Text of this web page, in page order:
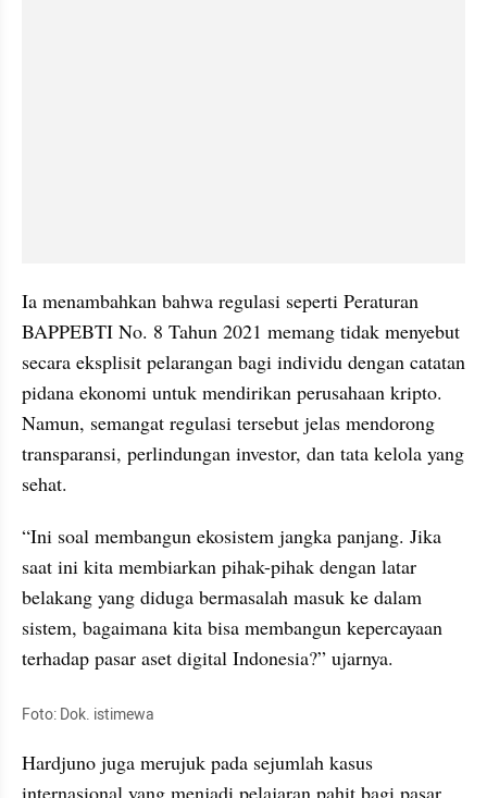
Ia menambahkan bahwa regulasi seperti Peraturan
BAPPEBTI No. 8 Tahun 2021 memang tidak menyebut
secara eksplisit pelarangan bagi individu dengan catatan
pidana ekonomi untuk mendirikan perusahaan kripto.
Namun, semangat regulasi tersebut jelas mendorong
transparansi, perlindungan investor, dan tata kelola yang
sehat.
“Ini soal membangun ekosistem jangka panjang. Jika
saat ini kita membiarkan pihak-pihak dengan latar
belakang yang diduga bermasalah masuk ke dalam
sistem, bagaimana kita bisa membangun kepercayaan
terhadap pasar aset digital Indonesia?” ujarnya.
Foto: Dok. istimewa
Hardjuno juga merujuk pada sejumlah kasus
internasional yang menjadi pelajaran pahit bagi pasar